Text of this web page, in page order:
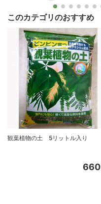
このカテゴリのおすすめ
観葉植物の土 5リットル入り
660